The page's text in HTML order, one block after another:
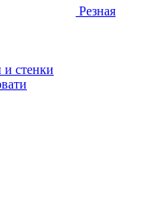
Резная
и стенки